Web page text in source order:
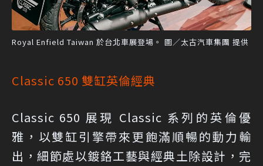
Royal Enfield Taiwan 於台北車展登場。 圖／太古汽車集團 提供
Classic 650 雙缸英倫經典
Classic 650 展現 Classic 系列的英倫優
雅，以雙缸引擎帶來更飽滿順暢的動力輸
出，細節處以鍍鉻工藝與經典土除設計，完